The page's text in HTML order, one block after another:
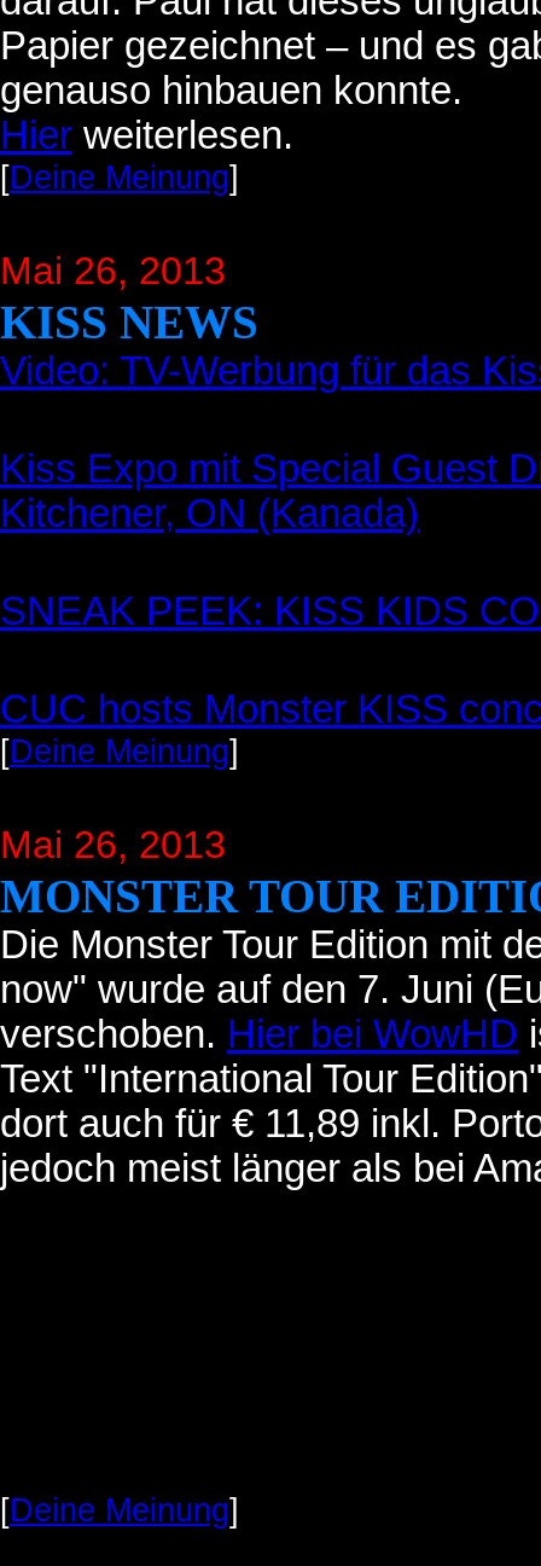
Papier gezeichnet – und es
genauso hinbauen konnte.
Hier weiterlesen.
[Deine Meinung]
Mai 26, 2013
KISS NEWS
Video: TV-Werbung für das
Kiss Expo mit Special Guest
Kitchener, ON (Kanada)
SNEAK PEEK: KISS KIDS
CUC hosts Monster KISS
[Deine Meinung]
Mai 26, 2013
MONSTER TOUR
Die Monster Tour Edition mit
now" wurde auf den 7. Juni
verschoben. Hier bei WowHD
Text "International Tour
dort auch für € 11,89 inkl.
jedoch meist länger als bei
[Deine Meinung]